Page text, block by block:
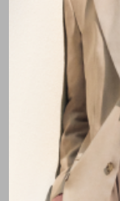
PROMOÇÃO
NOVIDADES